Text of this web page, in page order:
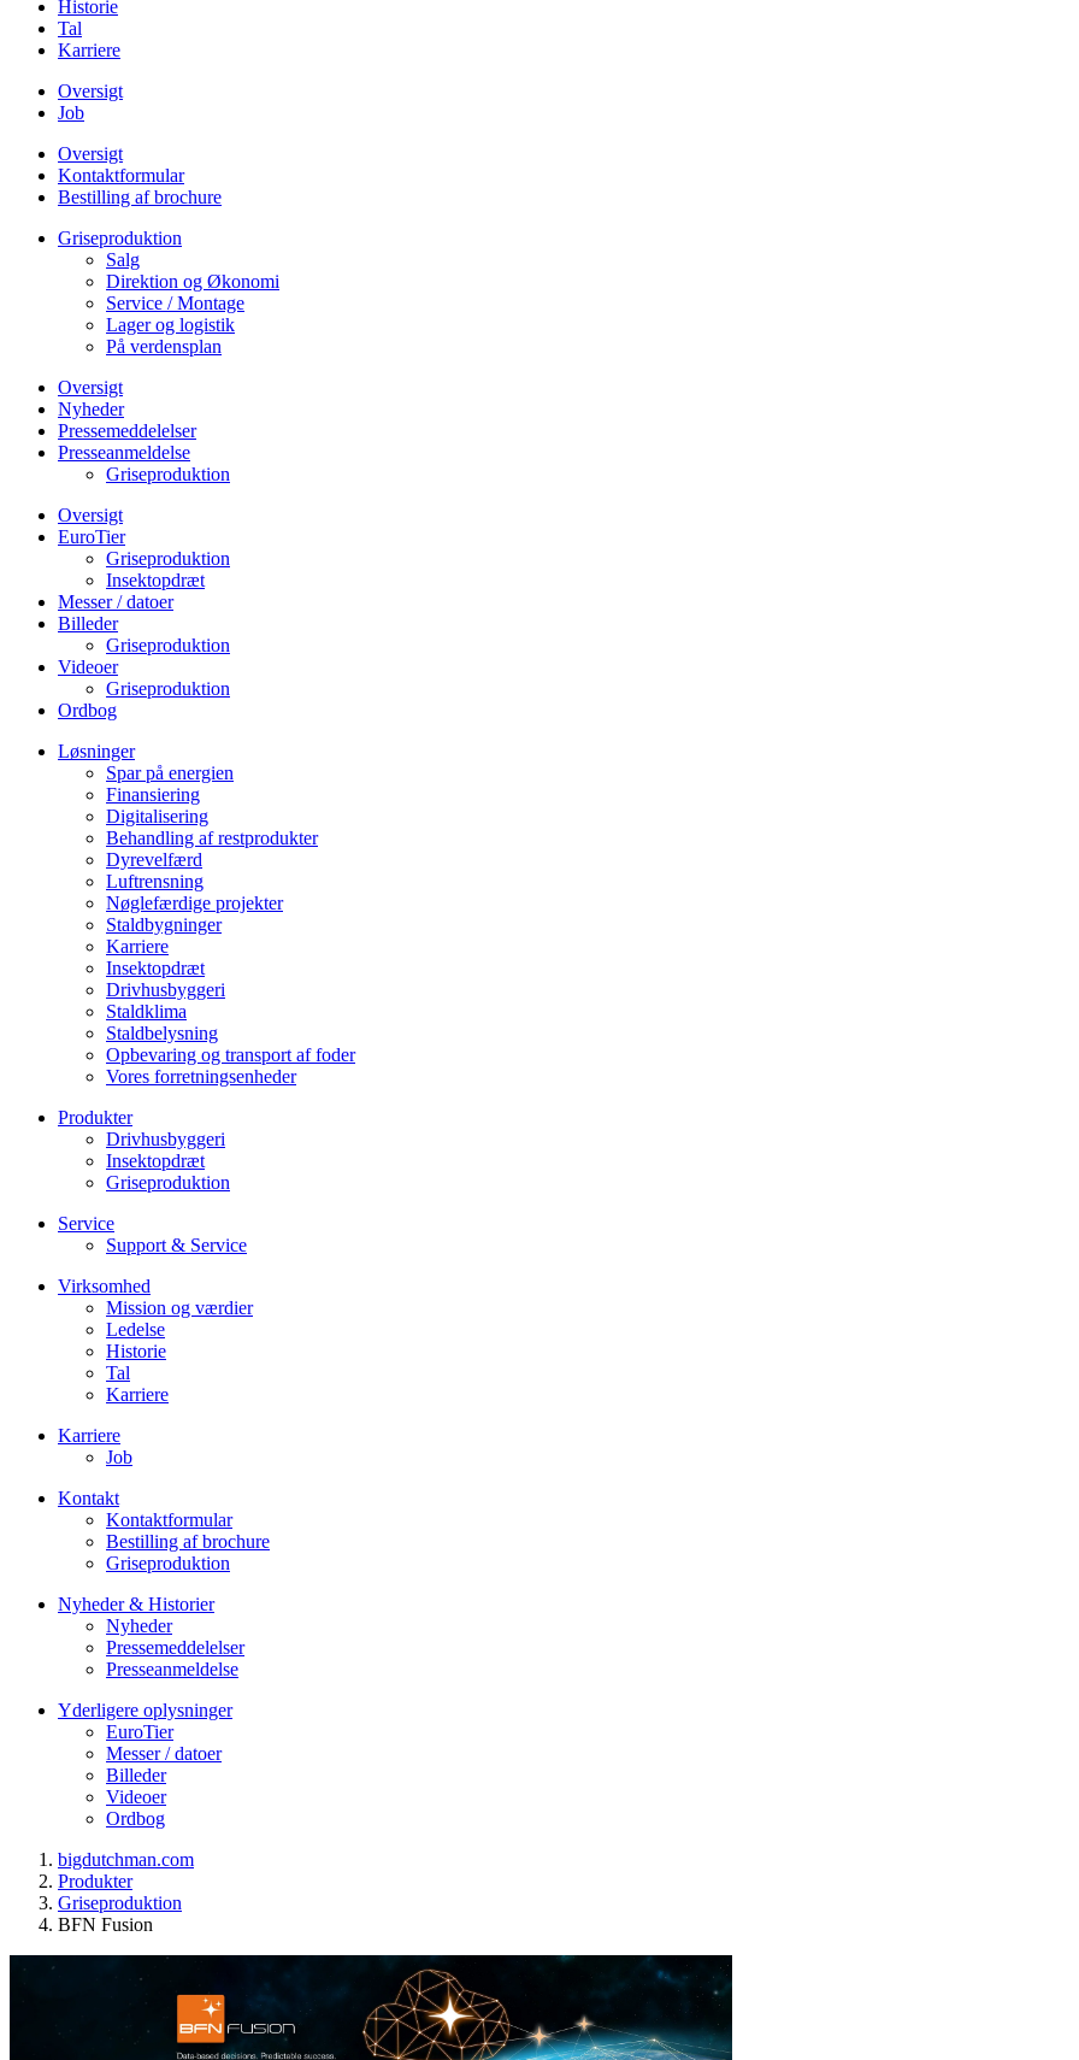
Historie
Tal
Karriere
Oversigt
Job
Oversigt
Kontaktformular
Bestilling af brochure
Griseproduktion
Salg
Direktion og Økonomi
Service / Montage
Lager og logistik
På verdensplan
Oversigt
Nyheder
Pressemeddelelser
Presseanmeldelse
Griseproduktion
Oversigt
EuroTier
Griseproduktion
Insektopdræt
Messer / datoer
Billeder
Griseproduktion
Videoer
Griseproduktion
Ordbog
Løsninger
Spar på energien
Finansiering
Digitalisering
Behandling af restprodukter
Dyrevelfærd
Luftrensning
Nøglefærdige projekter
Staldbygninger
Karriere
Insektopdræt
Drivhusbyggeri
Staldklima
Staldbelysning
Opbevaring og transport af foder
Vores forretningsenheder
Produkter
Drivhusbyggeri
Insektopdræt
Griseproduktion
Service
Support & Service
Virksomhed
Mission og værdier
Ledelse
Historie
Tal
Karriere
Karriere
Job
Kontakt
Kontaktformular
Bestilling af brochure
Griseproduktion
Nyheder & Historier
Nyheder
Pressemeddelelser
Presseanmeldelse
Yderligere oplysninger
EuroTier
Messer / datoer
Billeder
Videoer
Ordbog
bigdutchman.com
Produkter
Griseproduktion
BFN Fusion